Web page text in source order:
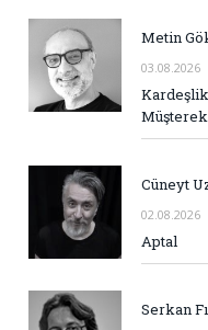
Metin
03.08.2026
Cüneyt
02.08.2026
Aptal
Serkan